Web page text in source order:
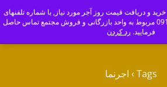
کارخانه آجر سفال و آجرنما اصفهان-09139115014
Tags › اجرنما
و دریافت قیمت روز آجر مورد نیاز, با شماره تلفنهای
09139262415 و یا 09139115014 مربوط به واحد بازرگانی و فروش مجتمع تماس حاصل
فرمایید. رد کردن